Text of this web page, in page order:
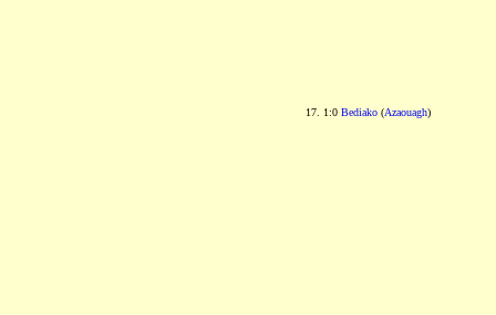
17. 1:0 Bediako (Azaouagh)